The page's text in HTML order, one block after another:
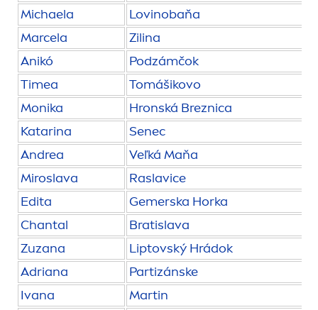
Michaela
Lovinobaňa
Marcela
Zilina
Anikó
Podzámčok
Timea
Tomášikovo
Monika
Hronská Breznica
Katarina
Senec
Andrea
Veľká Maňa
Miroslava
Raslavice
Edita
Gemerska Horka
Chantal
Bratislava
Zuzana
Liptovský Hrádok
Adriana
Partizánske
Ivana
Martin